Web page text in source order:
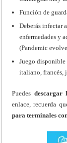
Función de
Deberás infectar
enfermedades y
(Pandemic
Juego disponible
italiano, francés,
Puedes descargar
enlace, recuerda
para terminales